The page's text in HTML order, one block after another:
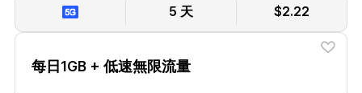
5 天 $2.22
每日1GB + 低速無限流量